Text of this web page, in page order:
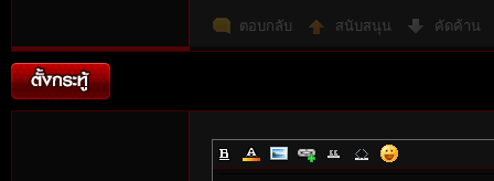
ตอบกลับ สนับสนุน คัดค้าน